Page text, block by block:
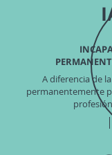
A diferencia de
permanentemente